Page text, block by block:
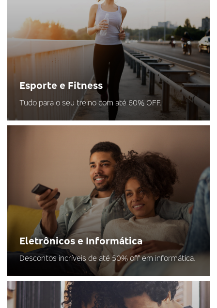
Esporte e Fitness
Tudo para o seu treino com até 60% OFF.
Eletrônicos e Informática
Descontos incríveis de até 50% off em informática.